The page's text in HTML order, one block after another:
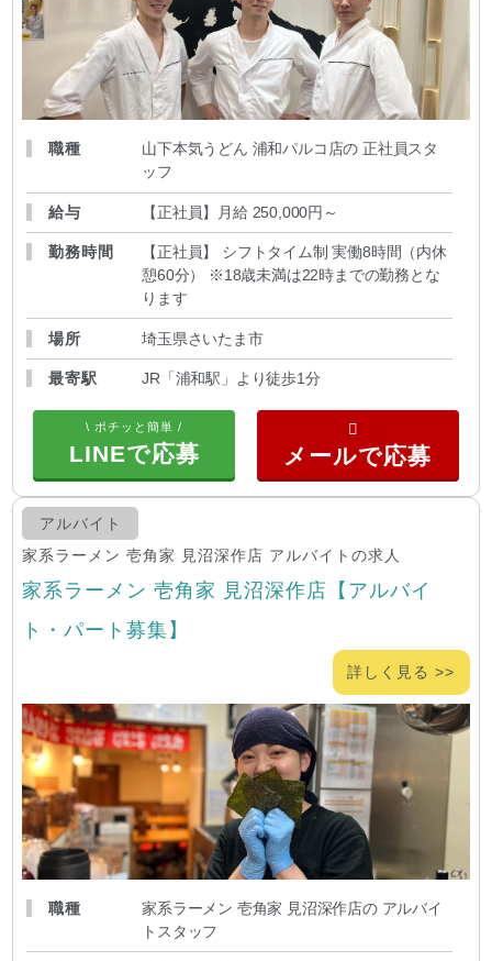
職種
山下本気うどん 浦和パルコ店の 正社員スタ
ッフ
給与 【正社員】月給 250,000円～
勤務時間
【正社員】 シフトタイム制 実働8時間（内休
憩60分） ※18歳未満は22時までの勤務とな
ります
場所 埼玉県さいたま市
最寄駅 JR「浦和駅」より徒歩1分
\ ポチッと簡単 /
LINEで応募
アルバイト
家系ラーメン 壱角家 見沼深作店 アルバイトの求人
家系ラーメン 壱角家 見沼深作店【アルバイ
ト・パート募集】
詳しく見る >>
職種
家系ラーメン 壱角家 見沼深作店の アルバイ
トスタッフ